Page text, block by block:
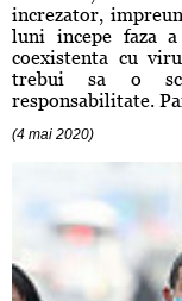
increzator,
luni incepe faza
coexistenta cu
trebui sa o
responsabilitate.
(4 mai 2020)